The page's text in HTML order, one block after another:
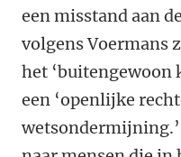
een misstand aan
volgens Voermans
het ‘buitengewoon
een ‘openlijke